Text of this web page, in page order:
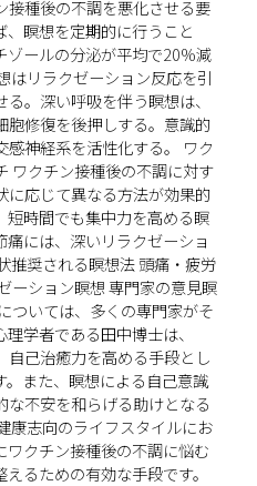
接種後の不調を悪化させる要
瞑想を定期的に行うこと
ゾールの分泌が平均で20%減
はリラクゼーション反応を引
。深い呼吸を伴う瞑想は、
胞修復を後押しする。意識的
神経系を活性化する。 ワク
ワクチン接種後の不調に対す
に応じて異なる方法が効果的
短時間でも集中力を高める瞑
には、深いリラクゼーショ
推奨される瞑想法 頭痛・疲労
ーション瞑想 専門家の意見瞑
ついては、多くの専門家がそ
学者である田中博士は、
自己治癒力を高める手段とし
また、瞑想による自己意識
不安を和らげる助けとなる
康志向のライフスタイルにお
ワクチン接種後の不調に悩む
るための有効な手段です。